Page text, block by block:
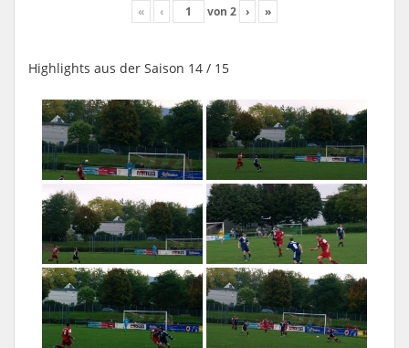
« ‹ von 2 › »
Highlights aus der Saison 14 / 15